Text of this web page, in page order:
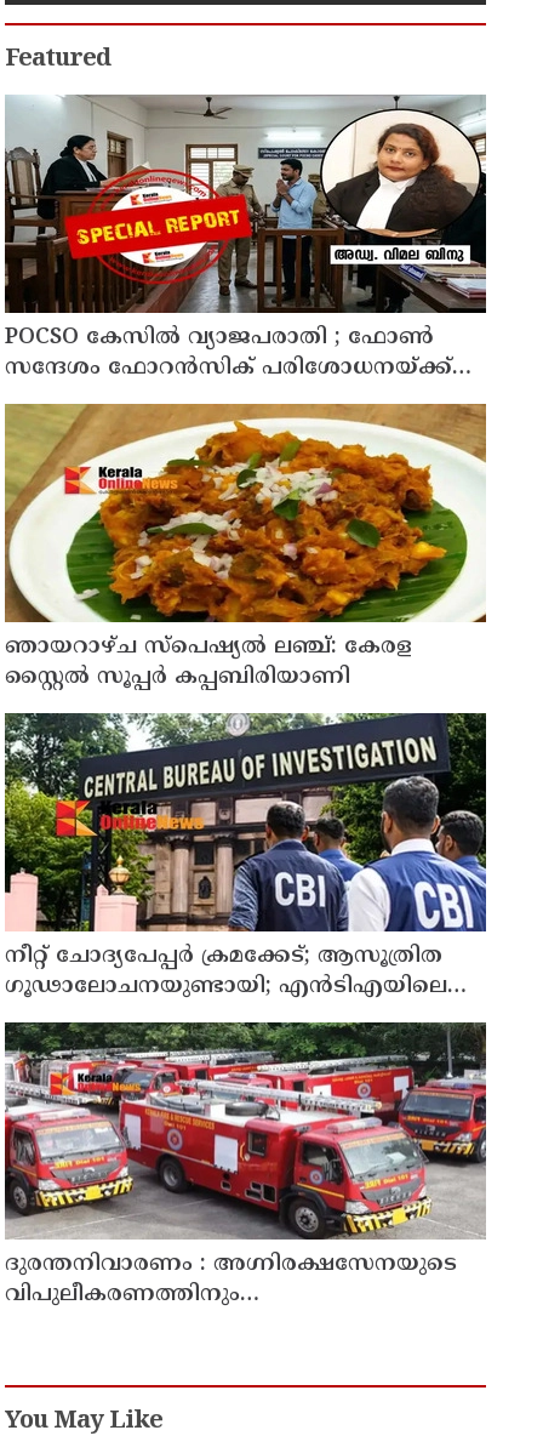
Featured
POCSO കേസിൽ വ്യാജപരാതി ; ഫോൺ
സന്ദേശം ഫോറൻസിക് പരിശോധനയ്ക്ക്
ഹൈക്കോടതി നിർദേശം; പ്രതിയെ
വെറുതെവിട്ട് ആലുവ ഫാസ്റ്റ് ട്രാക്ക് കോടതി
ഞായറാഴ്ച സ്പെഷ്യൽ ലഞ്ച്: കേരള
സ്റ്റൈൽ സൂപ്പർ കപ്പബിരിയാണി
നീറ്റ് ചോദ്യപേപ്പര്‍ ക്രമക്കേട്; ആസൂത്രിത
ഗൂഢാലോചനയുണ്ടായി; എന്‍ടിഎയിലെ
മൂന്ന് സബ്ജക്ട് വിദഗ്ധര്‍ക്ക് പങ്കുണ്ടെന്ന
നിർണായക കണ്ടെത്തലുമായി സിബിഐ
ദുരന്തനിവാരണം : അഗ്നിരക്ഷസേനയുടെ
വിപുലീകരണത്തിനും
You May Like